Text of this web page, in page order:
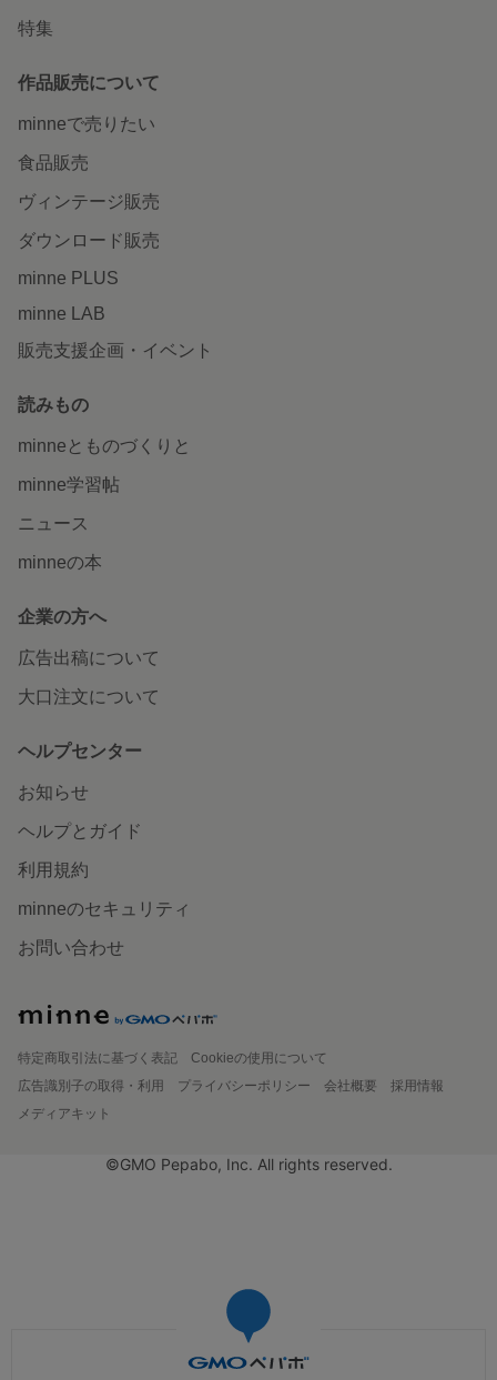
特集
作品販売について
minneで売りたい
食品販売
ヴィンテージ販売
ダウンロード販売
minne PLUS
minne LAB
販売支援企画・イベント
読みもの
minneとものづくりと
minne学習帖
ニュース
minneの本
企業の方へ
広告出稿について
大口注文について
ヘルプセンター
お知らせ
ヘルプとガイド
利用規約
minneのセキュリティ
お問い合わせ
特定商取引法に基づく表記
Cookieの使用について
広告識別子の取得・利用
プライバシーポリシー 会社概要
採用情報
メディアキット
©GMO Pepabo, Inc. All rights reserved.